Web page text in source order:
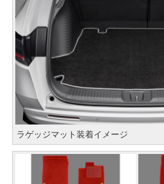
ラゲッジマット装着イメージ